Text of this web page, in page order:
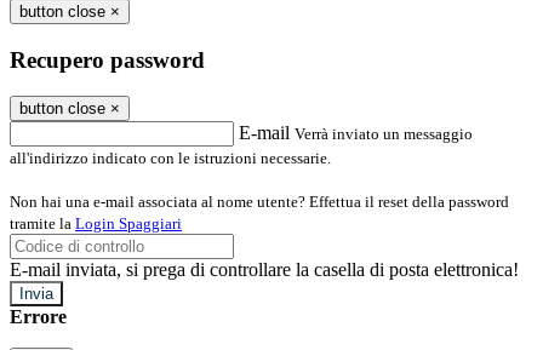
button close ×
Recupero password
button close ×
E-mail Verrà inviato un messaggio
all'indirizzo indicato con le istruzioni necessarie.
Non hai una e-mail associata al nome utente? Effettua il reset della password
tramite la Login Spaggiari
E-mail inviata, si prega di controllare la casella di posta elettronica!
Errore